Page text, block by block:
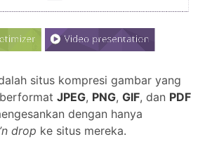
situs kompresi gambar yang
JPEG, PNG, GIF, dan PDF
dengan hanya
drop ke situs mereka.